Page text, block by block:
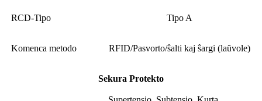
RCD-Tipo Tipo A
Komenca metodo RFID/Pasvorto/ŝalti kaj ŝargi (laŭvole)
Sekura Protekto